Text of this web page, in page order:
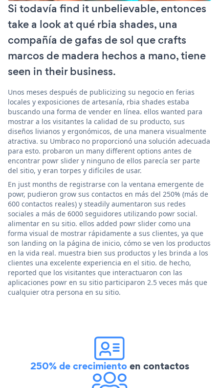
Si todavía find it unbelievable, entonces
take a look at qué rbia shades, una
compañía de gafas de sol que crafts
marcos de madera hechos a mano, tiene
seen in their business.
Unos meses después de publicizing su negocio en ferias
locales y exposiciones de artesanía, rbia shades estaba
buscando una forma de vender en línea. ellos wanted para
mostrar a los visitantes la calidad de su producto, sus
diseños livianos y ergonómicos, de una manera visualmente
atractiva. su Umbraco no proporcionó una solución adecuada
para esto. probaron un many different options antes de
encontrar powr slider y ninguno de ellos parecía ser parte
del sitio, y eran torpes y difíciles de usar.
En just months de registrarse con la ventana emergente de
powr, pudieron grow sus contactos en más del 250% (más de
600 contactos reales) y steadily aumentaron sus redes
sociales a más de 6000 seguidores utilizando powr social.
alimentar en su sitio. ellos added powr slider como una
forma visual de mostrar rápidamente a sus clientes, ya que
son landing on la página de inicio, cómo se ven los productos
en la vida real. muestra bien sus productos y les brinda a los
clientes una excelente experiencia en el sitio. de hecho,
reported que los visitantes que interactuaron con las
aplicaciones powr en su sitio participaron 2.5 veces más que
cualquier otra persona en su sitio.
250% de crecimientoen contactos